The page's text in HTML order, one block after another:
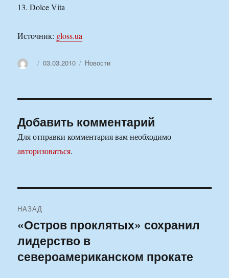
13. Dolce Vita
Источник: gloss.ua
АвторОпубликовано
03.03.2010 Рубрики
Новости
Добавить комментарий
Для отправки комментария вам необходимо
авторизоваться.
по
записям
НАЗАД
Предыдущая
запись:
«Остров проклятых» сохранил
лидерство в
североамериканском прокате